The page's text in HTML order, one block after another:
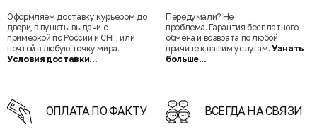
Оформляем доставку курьером до
двери, в пункты выдачи с
примеркой по России и СНГ, или
почтой в любую точку мира.
Условия доставки...
Передумали? Не
проблема. Гарантия бесплатного
обмена и возврата по любой
причине к вашим услугам. Узнать
больше...
ОПЛАТА ПО ФАКТУ ВСЕГДА НА СВЯЗИ